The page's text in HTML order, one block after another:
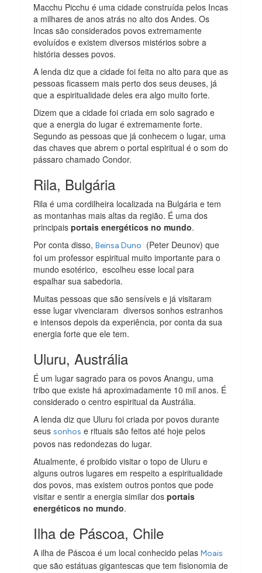
Macchu Picchu é uma cidade construída pelos Incas
a milhares de anos atrás no alto dos Andes. Os
Incas são considerados povos extremamente
evoluídos e existem diversos mistérios sobre a
história desses povos.
A lenda diz que a cidade foi feita no alto para que as
pessoas ficassem mais perto dos seus deuses, já
que a espiritualidade deles era algo muito forte.
Dizem que a cidade foi criada em solo sagrado e
que a energia do lugar é extremamente forte.
Segundo as pessoas que já conhecem o lugar, uma
das chaves que abrem o portal espiritual é o som do
pássaro chamado Condor.
Rila, Bulgária
Rila é uma cordilheira localizada na Bulgária e tem
as montanhas mais altas da região. É uma dos
principaisportais energéticos no mundo.
Por conta disso,Beinsa Duno (Peter Deunov) que
foi um professor espiritual muito importante para o
mundo esotérico, escolheu esse local para
espalhar sua sabedoria.
Muitas pessoas que são sensíveis e já visitaram
esse lugar vivenciaram diversos sonhos estranhos
e intensos depois da experiência, por conta da sua
energia forte que ele tem.
Uluru, Austrália
É um lugar sagrado para os povos Anangu, uma
tribo que existe há aproximadamente 10 mil anos. É
considerado o centro espiritual da Austrália.
A lenda diz que Uluru foi criada por povos durante
seussonhos e rituais são feitos até hoje pelos
povos nas redondezas do lugar.
Atualmente, é proibido visitar o topo de Uluru e
alguns outros lugares em respeito a espiritualidade
dos povos, mas existem outros pontos que pode
visitar e sentir a energia similar dosportais
energéticos no mundo.
Ilha de Páscoa, Chile
A ilha de Páscoa é um local conhecido pelasMoais
que são estátuas gigantescas que tem fisionomia de